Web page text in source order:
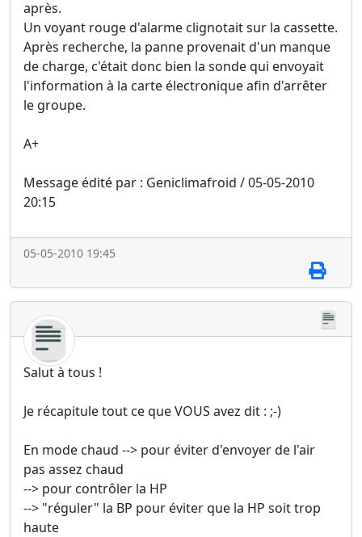
après.
Un voyant rouge d'alarme clignotait sur la cassette.
Après recherche, la panne provenait d'un manque
de charge, c'était donc bien la sonde qui envoyait
l'information à la carte électronique afin d'arrêter
le groupe.
A+
Message édité par : Geniclimafroid / 05-05-2010
20:15
05-05-2010 19:45
Salut à tous !
Je récapitule tout ce que VOUS avez dit : ;-)
En mode chaud --> pour éviter d'envoyer de l'air
pas assez chaud
--> pour contrôler la HP
--> "réguler" la BP pour éviter que la HP soit trop
haute